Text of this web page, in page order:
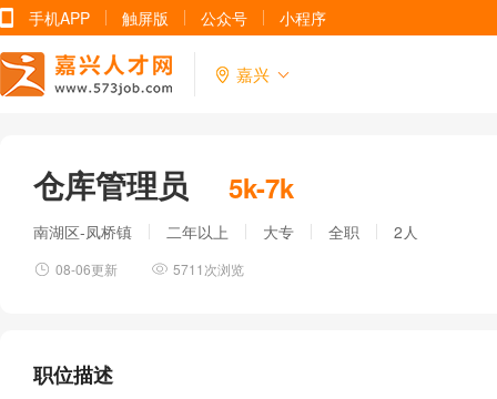
手机APP 触屏版 公众号 小程序
嘉兴
仓库管理员 5k-7k
南湖区-凤桥镇 二年以上 大专 全职 2人
08-06更新 5711次浏览
职位描述